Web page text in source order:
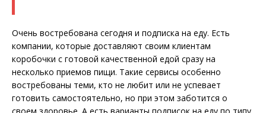
Очень востребована сегодня и подписка на еду. Есть
компании, которые доставляют своим клиентам
коробочки с готовой качественной едой сразу на
несколько приемов пищи. Такие сервисы особенно
востребованы теми, кто не любит или не успевает
готовить самостоятельно, но при этом заботится о